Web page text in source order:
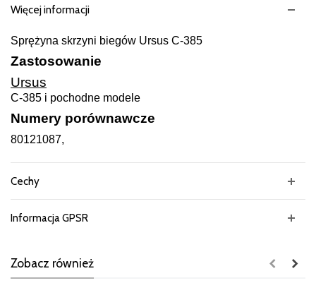
Więcej informacji
Sprężyna skrzyni biegów Ursus C-385
Zastosowanie
Ursus
C-385 i pochodne modele
Numery porównawcze
80121087,
Cechy
Informacja GPSR
Zobacz również